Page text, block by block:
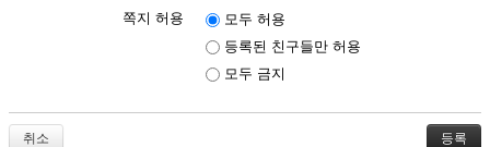
쪽지 허용
모두 허용
등록된 친구들만 허용
모두 금지
취소